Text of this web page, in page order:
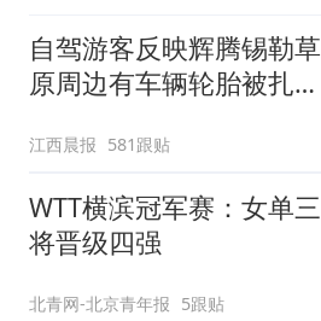
自驾游客反映辉腾锡勒草
原周边有车辆轮胎被扎，
元，官方发布情况通报
江西晨报 581跟贴
WTT横滨冠军赛：女单三
将晋级四强
北青网-北京青年报 5跟贴